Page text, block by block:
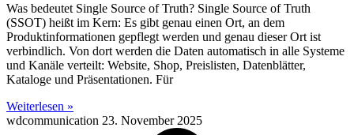
Was bedeutet Single Source of Truth? Single Source of Truth
(SSOT) heißt im Kern: Es gibt genau einen Ort, an dem
Produktinformationen gepflegt werden und genau dieser Ort ist
verbindlich. Von dort werden die Daten automatisch in alle Systeme
und Kanäle verteilt: Website, Shop, Preislisten, Datenblätter,
Kataloge und Präsentationen. Für
Weiterlesen »
wdcommunication 23. November 2025